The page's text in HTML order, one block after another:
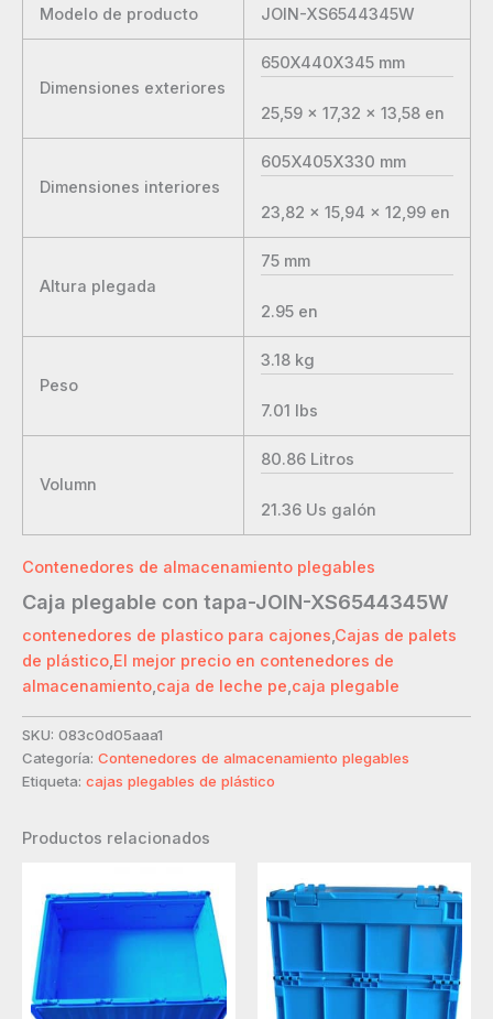
Modelo de producto JOIN-XS6544345W
Dimensiones exteriores
650X440X345 mm
25,59 x 17,32 x 13,58 en
Dimensiones interiores
605X405X330 mm
23,82 x 15,94 x 12,99 en
Altura plegada
75 mm
2.95 en
Peso
3.18 kg
7.01 lbs
Volumn
80.86 Litros
21.36 Us galón
Contenedores de almacenamiento plegables
Caja plegable con tapa-JOIN-XS6544345W
contenedores de plastico para cajones,Cajas de palets
de plástico,El mejor precio en contenedores de
almacenamiento,caja de leche pe,caja plegable
SKU: 083c0d05aaa1
Categoría: Contenedores de almacenamiento plegables
Etiqueta: cajas plegables de plástico
Productos relacionados